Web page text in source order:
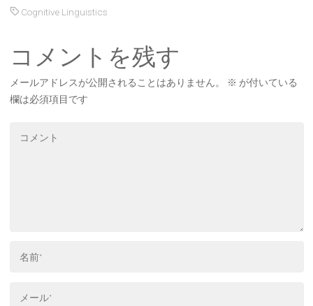
Cognitive Linguistics
コメントを残す
メールアドレスが公開されることはありません。 ※ が付いている
欄は必須項目です